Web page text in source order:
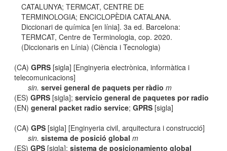
CATALUNYA; TERMCAT, CENTRE DE
TERMINOLOGIA; ENCICLOPÈDIA CATALANA.
Diccionari de química [en línia]. 3a ed. Barcelona:
TERMCAT, Centre de Terminologia, cop. 2020.
(Diccionaris en Línia) (Ciència i Tecnologia)
(CA)GPRS [sigla] [Enginyeria electrònica, informàtica i
telecomunicacions]
sin. servei general de paquets per ràdio m
(ES)GPRS [sigla];servicio general de paquetes por radio
(EN)general packet radio service;GPRS [sigla]
(CA)GPS [sigla] [Enginyeria civil, arquitectura i construcció]
sin. sistema de posició global m
(ES)GPS [sigla];sistema de posicionamiento global